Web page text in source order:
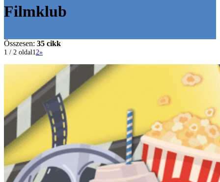
Filmklub
Összesen: 35 cikk
1 / 2 oldal12»